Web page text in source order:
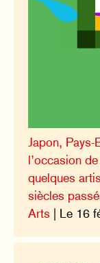
Japon, Pays-
l’occasion
quelques
siècles
Arts | Le 16